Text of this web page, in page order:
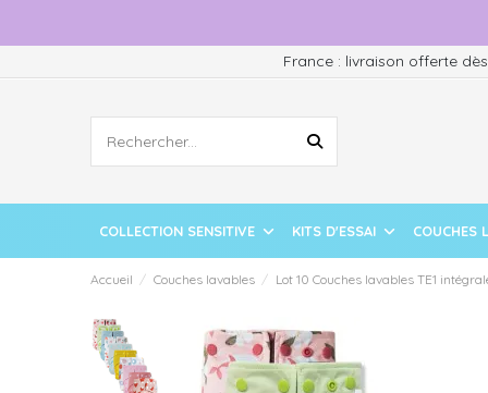
France : livraison offerte
COLLECTION SENSITIVE KITS D'ESSAI COUCHES
Accueil Couches lavables Lot 10 Couches lavables TE1